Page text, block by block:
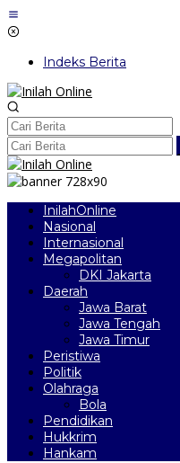
Lewati
ke
Indeks Berita
InilahOnline
Nasional
Internasional
Megapolitan
DKI Jakarta
Daerah
Jawa Barat
Jawa Tengah
Jawa Timur
Peristiwa
Politik
Olahraga
Bola
Pendidikan
Hukkrim
Hankam